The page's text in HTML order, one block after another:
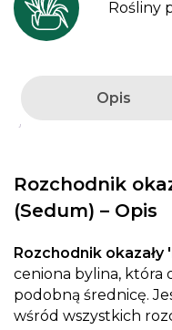
Rośliny
Opis
Rozchodnik
(Sedum) – Opis
Rozchodnik okazały
ceniona bylina, która
podobną średnicę.
wśród wszystkich